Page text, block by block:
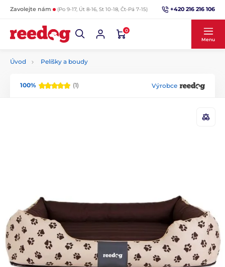
Zavolejte nám (Po 9-17, Út 8-16, St 10-18, Čt-Pá 7-15) +420 216 216 106
0
Menu
Úvod Pelíšky a boudy
100% (1) Výrobce